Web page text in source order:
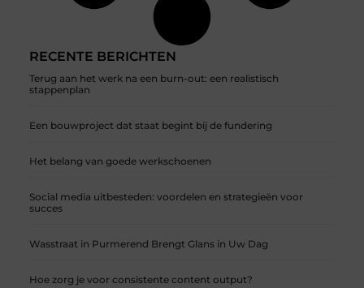
RECENTE BERICHTEN
Terug aan het werk na een burn-out: een realistisch
stappenplan
Een bouwproject dat staat begint bij de fundering
Het belang van goede werkschoenen
Social media uitbesteden: voordelen en strategieën voor
succes
Wasstraat in Purmerend Brengt Glans in Uw Dag
Hoe zorg je voor consistente content output?